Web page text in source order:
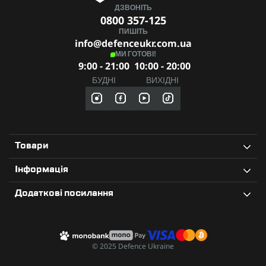
ДЗВОНІТЬ
0800 357-125
ПИШІТЬ
info@defenceukr.com.ua
МИ ГОТОВІ!
9:00 - 21:00
БУДНІ
10:00 - 20:00
ВИХІДНІ
Товари
Інформація
Додаткові посилання
© 2025 Defence Ukraine